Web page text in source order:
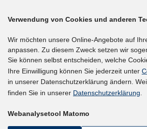
Barrieren melden
Social-Media-Kanäle
BlueSky
YouTube
LinkedIn
kununu
Verwendung von Cookies und anderen
Wir möchten unsere Online-Angebote auf
anpassen. Zu diesem Zweck setzen wir
Sie können selbst entscheiden, welche
Ihre Einwilligung können Sie jederzeit unter
in unserer Datenschutzerklärung ändern.
finden Sie in unserer Datenschutzerklärung.
Webanalysetool Matomo